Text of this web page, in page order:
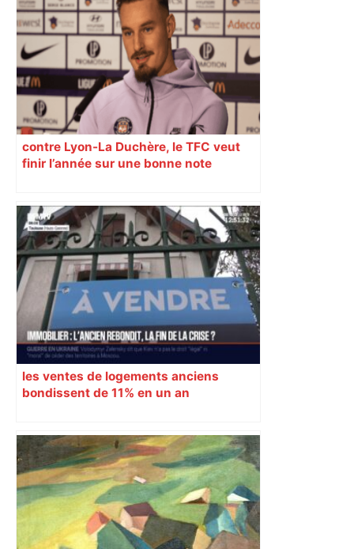
contre Lyon-La Duchère, le TFC veut
finir l’année sur une bonne note
les ventes de logements anciens
bondissent de 11% en un an